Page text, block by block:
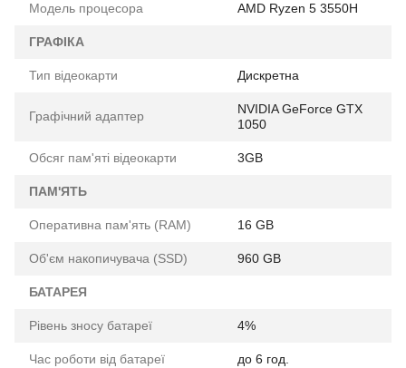
Модель процесора AMD Ryzen 5 3550H
ГРАФІКА
Тип відеокарти Дискретна
Графічний адаптер
NVIDIA GeForce GTX
1050
Обсяг пам'яті відеокарти 3GB
ПАМ'ЯТЬ
Оперативна пам'ять (RAM) 16 GB
Об'єм накопичувача (SSD) 960 GB
БАТАРЕЯ
Рівень зносу батареї 4%
Час роботи від батареї до 6 год.